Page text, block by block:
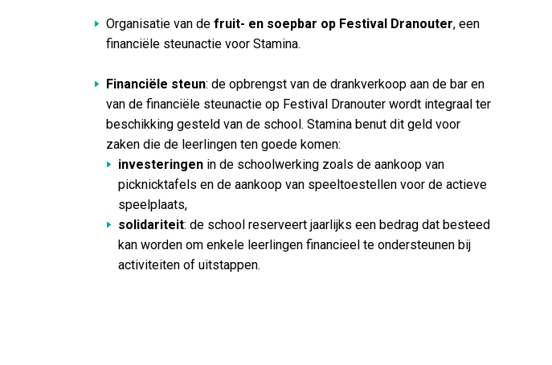
Organisatie van de fruit- en soepbar op Festival Dranouter, een
financiële steunactie voor Stamina.
Financiële steun: de opbrengst van de drankverkoop aan de bar en
van de financiële steunactie op Festival Dranouter wordt integraal ter
beschikking gesteld van de school. Stamina benut dit geld voor
zaken die de leerlingen ten goede komen:
investeringen in de schoolwerking zoals de aankoop van
picknicktafels en de aankoop van speeltoestellen voor de actieve
speelplaats,
solidariteit: de school reserveert jaarlijks een bedrag dat besteed
kan worden om enkele leerlingen financieel te ondersteunen bij
activiteiten of uitstappen.